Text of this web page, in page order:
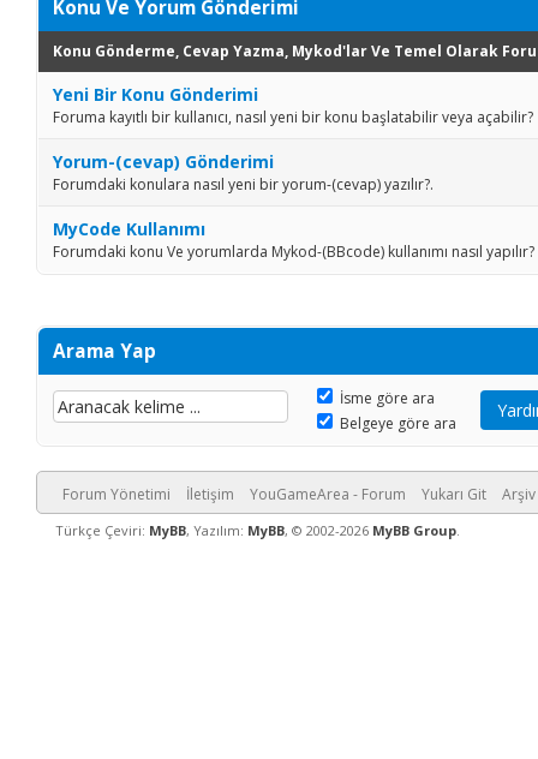
Konu Ve Yorum Gönderimi
Konu Gönderme, Cevap Yazma, Mykod'lar Ve Temel Olarak
Yeni Bir Konu Gönderimi
Foruma kayıtlı bir kullanıcı, nasıl yeni bir konu başlatabilir veya açabilir?
Yorum-(cevap) Gönderimi
Forumdaki konulara nasıl yeni bir yorum-(cevap) yazılır?.
MyCode Kullanımı
Forumdaki konu Ve yorumlarda Mykod-(BBcode) kullanımı nasıl yapılır?
Arama Yap
İsme göre ara
Belgeye göre ara
Forum Yönetimi İletişim YouGameArea - Forum Yukarı Git Arşiv
Türkçe Çeviri: MyBB, Yazılım: MyBB, © 2002-2026 MyBB Group